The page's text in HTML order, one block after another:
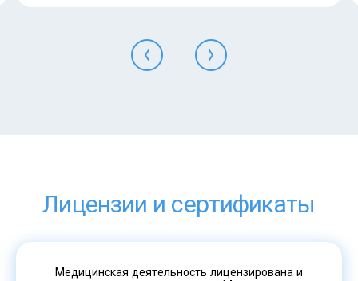
Лицензии и сертификаты
Медицинская деятельность лицензирована и